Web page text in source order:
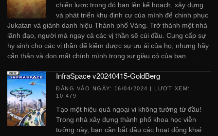
chiến lược trong đó bạn lên kế hoạch, xây dựng
và phát triển khu định cư của mình để chinh phục
Jukatan và giành danh hiệu Thành phố Vàng. Trở thành một nhà
lãnh đạo, người mà ngay cả các vị thần sẽ cúi đầu. Cung cấp sự
hy sinh cho các vị thần để kiếm được sự ưu ái của họ, nhưng hãy
cẩn thận và don mất chính mình trong sự giàu có của bạn. ...
InfraSpace v20240415-GoldBerg
ĐĂNG VÀO NGÀY: 16/04/2024 | LƯỢT XEM:
10,479
Tạo một hiệu quả ngoại vi không tưởng từ đầu!
Trong nhà xây dựng thành phố khoa học viễn
tưởng này, bạn cần bắt đầu các hoạt động khai